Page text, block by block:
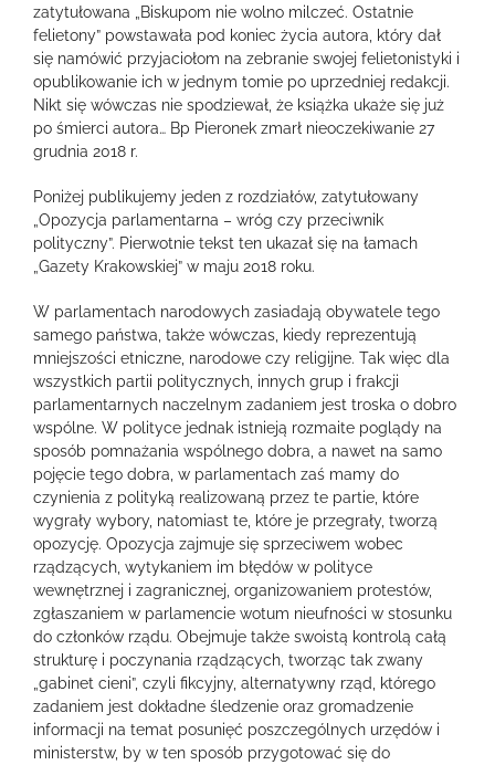
zatytułowana „Biskupom nie wolno milczeć. Ostatnie
felietony” powstawała pod koniec życia autora, który dał
się namówić przyjaciołom na zebranie swojej felietonistyki i
opublikowanie ich w jednym tomie po uprzedniej redakcji.
Nikt się wówczas nie spodziewał, że książka ukaże się już
po śmierci autora… Bp Pieronek zmarł nieoczekiwanie 27
grudnia 2018 r.
Poniżej publikujemy jeden z rozdziałów, zatytułowany
„Opozycja parlamentarna – wróg czy przeciwnik
polityczny”. Pierwotnie tekst ten ukazał się na łamach
„Gazety Krakowskiej” w maju 2018 roku.
W parlamentach narodowych zasiadają obywatele tego
samego państwa, także wówczas, kiedy reprezentują
mniejszości etniczne, narodowe czy religijne. Tak więc dla
wszystkich partii politycznych, innych grup i frakcji
parlamentarnych naczelnym zadaniem jest troska o dobro
wspólne. W polityce jednak istnieją rozmaite poglądy na
sposób pomnażania wspólnego dobra, a nawet na samo
pojęcie tego dobra, w parlamentach zaś mamy do
czynienia z polityką realizowaną przez te partie, które
wygrały wybory, natomiast te, które je przegrały, tworzą
opozycję. Opozycja zajmuje się sprzeciwem wobec
rządzących, wytykaniem im błędów w polityce
wewnętrznej i zagranicznej, organizowaniem protestów,
zgłaszaniem w parlamencie wotum nieufności w stosunku
do członków rządu. Obejmuje także swoistą kontrolą całą
strukturę i poczynania rządzących, tworząc tak zwany
„gabinet cieni”, czyli fikcyjny, alternatywny rząd, którego
zadaniem jest dokładne śledzenie oraz gromadzenie
informacji na temat posunięć poszczególnych urzędów i
ministerstw, by w ten sposób przygotować się do